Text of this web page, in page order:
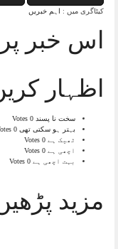
کیٹاگری میں :اہم خبریں
اس خبر پر
اظہار کریں
سخت نا پسند 0 Votes
بہتر ہو سکتی تھی 0 Votes
ٹھیک ہے
0 Votes
اچھی ہے
0 Votes
بہت اچھی ہے
0 Votes
مزید پڑھیں